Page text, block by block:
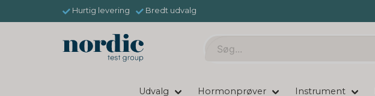
Hurtig levering Bredt udvalg
Udvalg Hormonprøver Instrument